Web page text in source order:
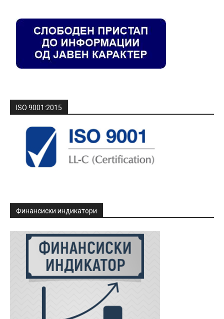
ISO 9001:2015
Финансиски индикатори